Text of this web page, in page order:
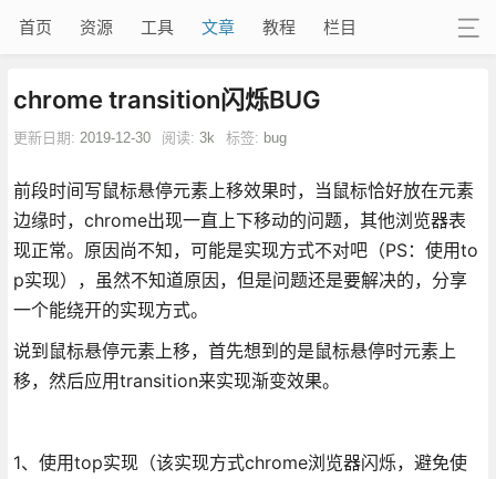
首页 资源 工具 文章 教程 栏目
chrome transition闪烁BUG
更新日期: 2019-12-30 阅读: 3k 标签: bug
前段时间写鼠标悬停元素上移效果时，当鼠标恰好放在元素
边缘时，chrome出现一直上下移动的问题，其他浏览器表
现正常。原因尚不知，可能是实现方式不对吧（PS：使用to
p实现），虽然不知道原因，但是问题还是要解决的，分享
一个能绕开的实现方式。
说到鼠标悬停元素上移，首先想到的是鼠标悬停时元素上
移，然后应用transition来实现渐变效果。
1、使用top实现（该实现方式chrome浏览器闪烁，避免使